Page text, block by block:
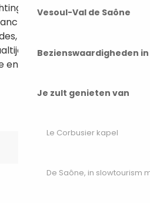
Vesoul-Val de Saône
Bezienswaardigheden
Je zult genieten van
Le Corbusier kapel
De Saône, in slowtourism
van de Planche des
comtois
gebakken karper,
U kunt genieten
schaduwrijke